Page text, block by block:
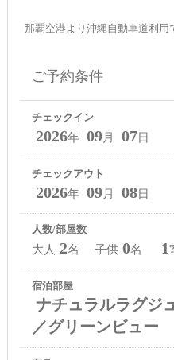
那覇空港より沖縄自動車道利用
ご予約条件
チェックイン
2026年 09月 07日
チェックアウト
2026年 09月 08日
人数/部屋数
大人 2名 子供 0名 1
宿泊部屋
ナチュラルラグジ
／グリーンビュー